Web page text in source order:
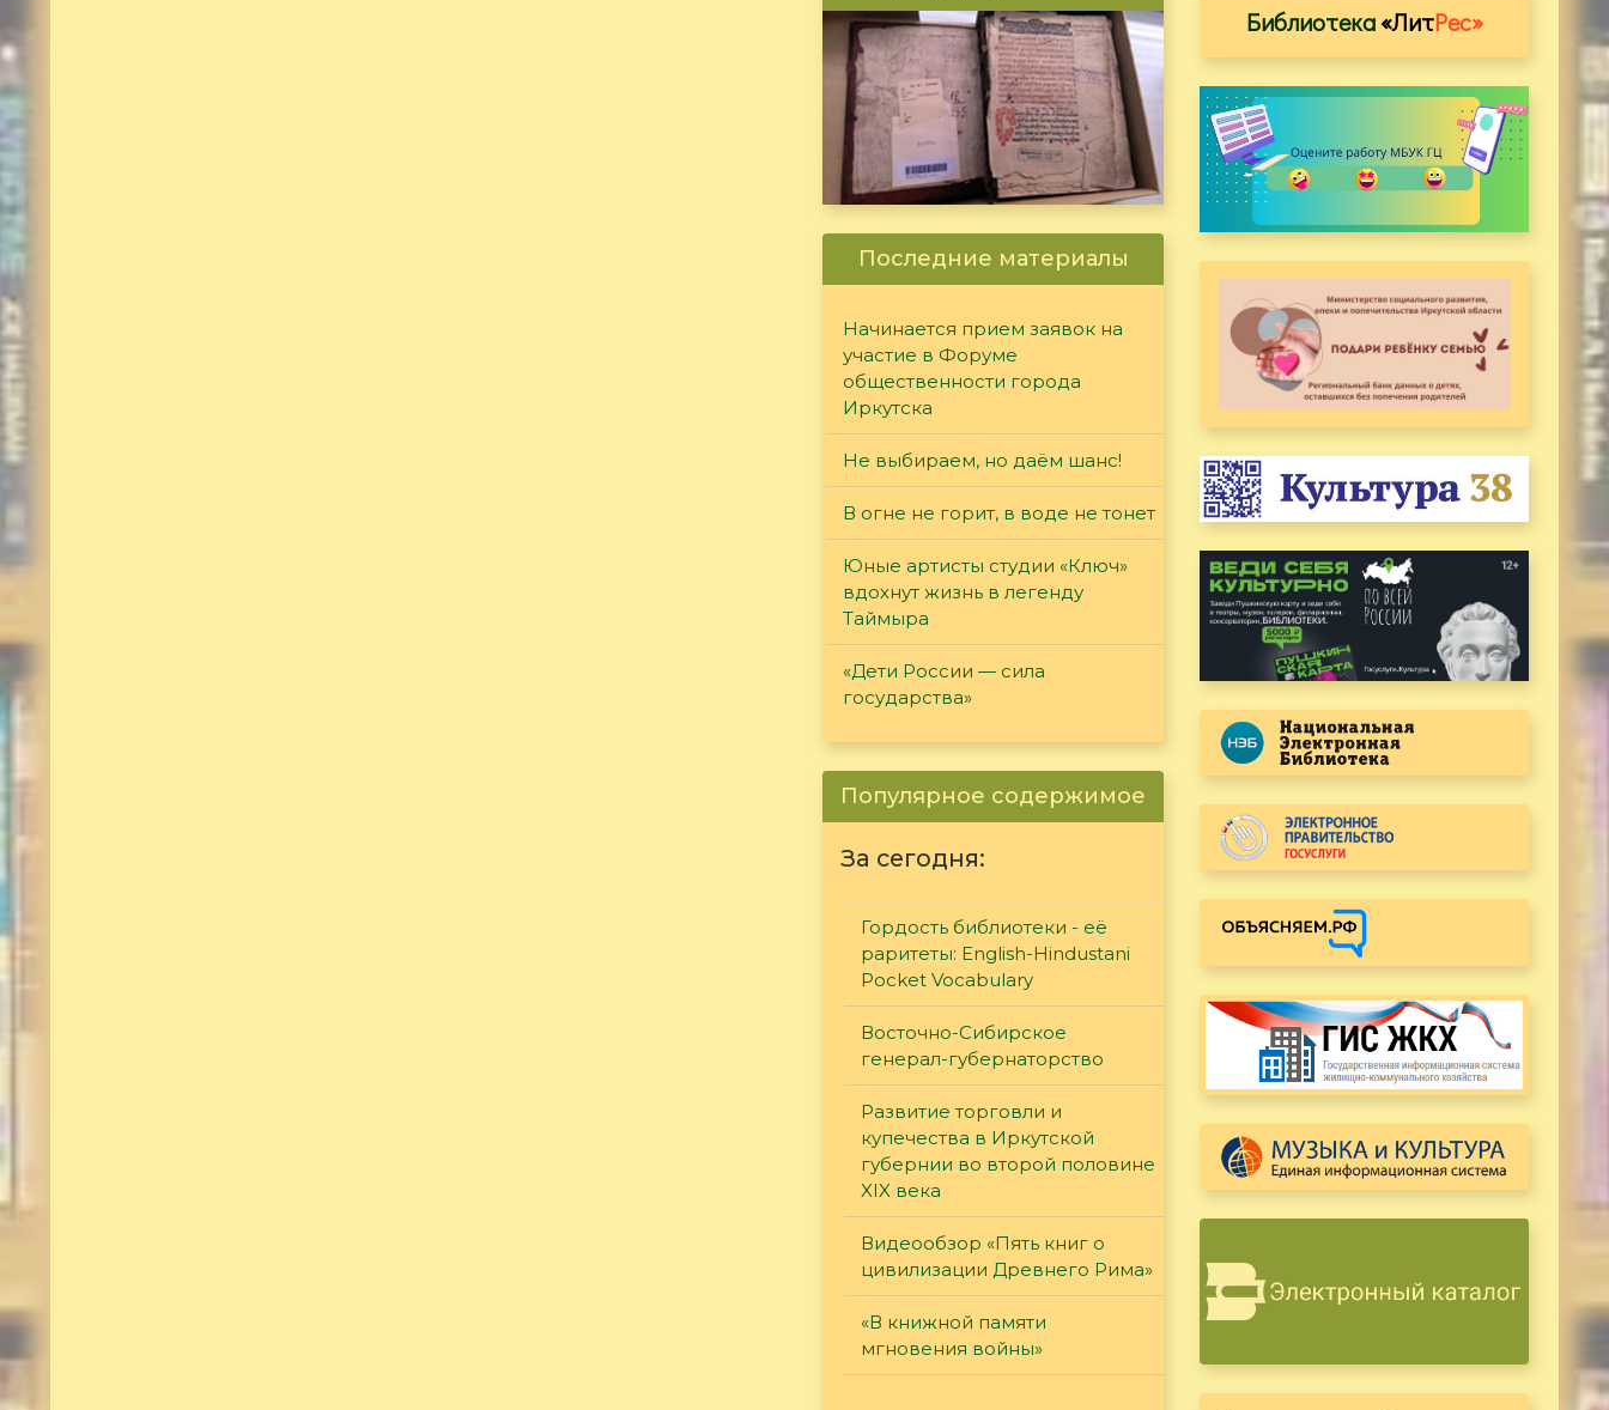
Последние материалы
Начинается прием заявок на
участие в Форуме
общественности города
Иркутска
Не выбираем, но даём шанс!
В огне не горит, в воде не тонет
Юные артисты студии «Ключ»
вдохнут жизнь в легенду
Таймыра
«Дети России — сила
государства»
Популярное содержимое
За сегодня:
Гордость библиотеки - её
раритеты: English-Hindustani
Pocket Vocabulary
Восточно-Сибирское
генерал-губернаторство
Развитие торговли и
купечества в Иркутской
губернии во второй половине
XIX века
Видеообзор «Пять книг о
цивилизации Древнего Рима»
«В книжной памяти
мгновения войны»
Библиотека«ЛитРес»